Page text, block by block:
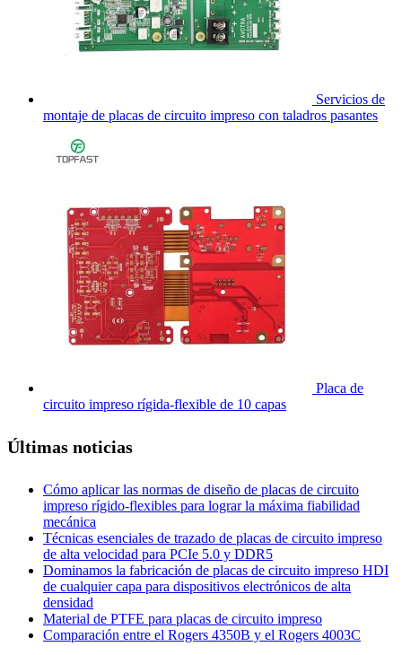
Servicios de
montaje de placas de circuito impreso con taladros pasantes
Placa de
circuito impreso rígida-flexible de 10 capas
Últimas noticias
Cómo aplicar las normas de diseño de placas de circuito
impreso rígido-flexibles para lograr la máxima fiabilidad
mecánica
Técnicas esenciales de trazado de placas de circuito impreso
de alta velocidad para PCIe 5.0 y DDR5
Dominamos la fabricación de placas de circuito impreso HDI
de cualquier capa para dispositivos electrónicos de alta
densidad
Material de PTFE para placas de circuito impreso
Comparación entre el Rogers 4350B y el Rogers 4003C